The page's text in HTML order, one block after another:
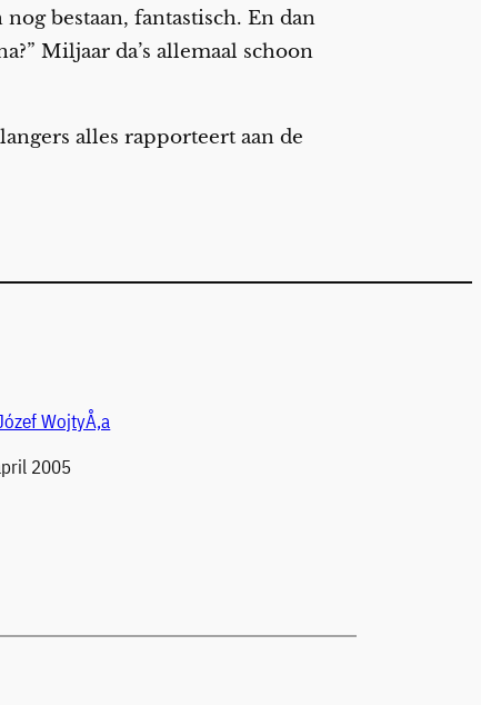
bestaan, fantastisch. En dan
Miljaar da’s allemaal schoon
alles rapporteert aan de
WojtyÅ‚a
2005